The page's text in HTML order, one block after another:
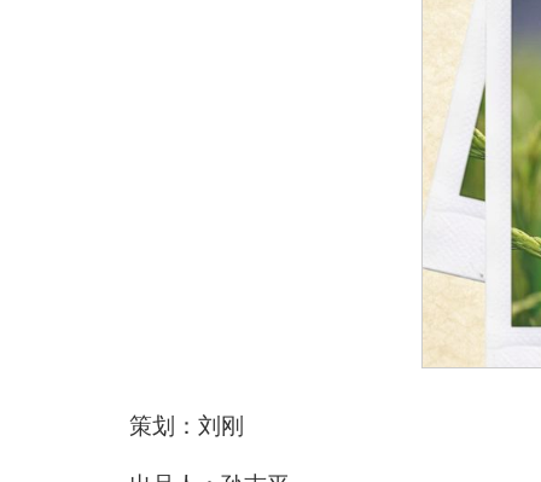
策划：刘刚